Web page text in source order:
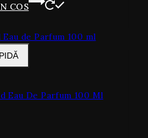
COS
Eau De Parfum 100 Ml